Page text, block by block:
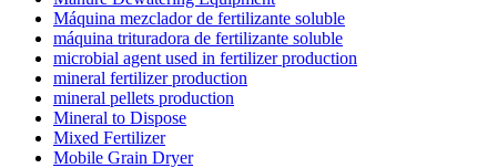
Máquina mezclador de fertilizante soluble
máquina trituradora de fertilizante soluble
microbial agent used in fertilizer production
mineral fertilizer production
mineral pellets production
Mineral to Dispose
Mixed Fertilizer
Mobile Grain Dryer